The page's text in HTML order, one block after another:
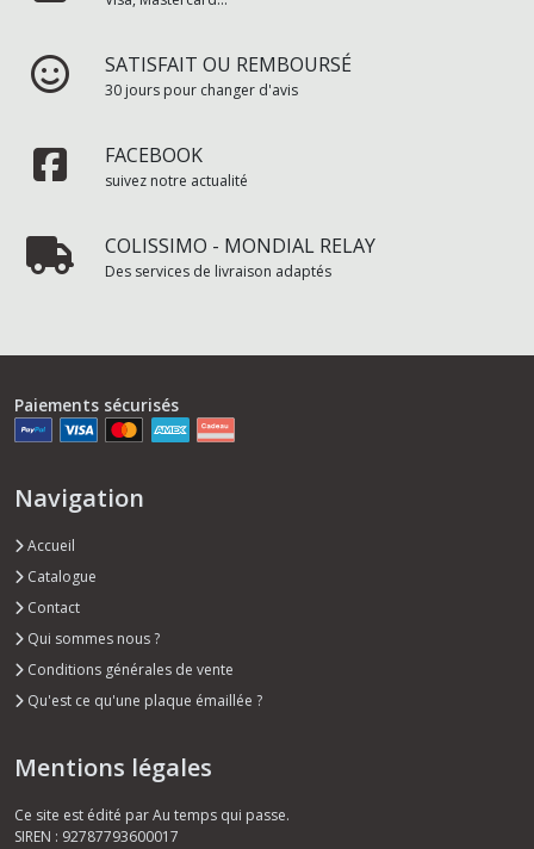
SATISFAIT OU REMBOURSÉ
30 jours pour changer d'avis
FACEBOOK
suivez notre actualité
COLISSIMO - MONDIAL RELAY
Des services de livraison adaptés
Paiements sécurisés
Navigation
Accueil
Catalogue
Contact
Qui sommes nous ?
Conditions générales de vente
Qu'est ce qu'une plaque émaillée ?
Mentions légales
Ce site est édité par Au temps qui passe.
SIREN : 92787793600017